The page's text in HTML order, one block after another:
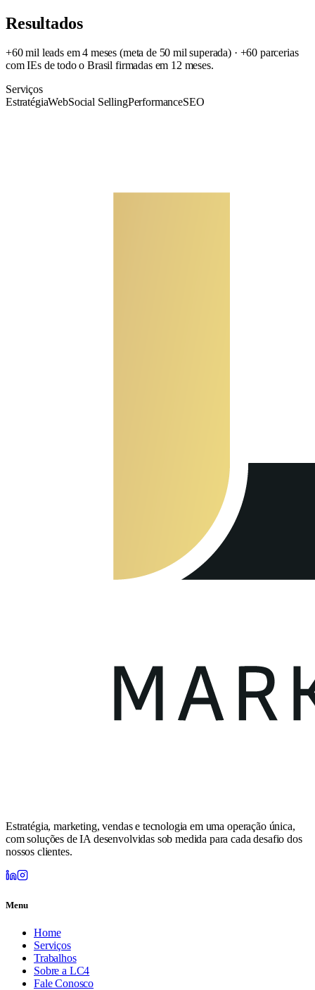
Resultados
+60 mil leads em 4 meses (meta de 50 mil superada) · +60 parcerias
com IEs de todo o Brasil firmadas em 12 meses.
Serviços
EstratégiaWebSocial SellingPerformanceSEO
Estratégia, marketing, vendas e tecnologia em uma operação única,
com soluções de IA desenvolvidas sob medida para cada desafio dos
nossos clientes.
Menu
Home
Serviços
Trabalhos
Sobre a LC4
Fale Conosco